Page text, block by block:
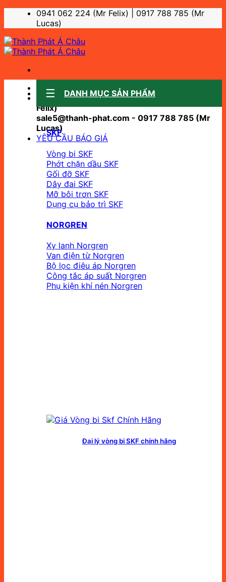
dung
0941 062 224 (Mr Felix) | 0917 788 785 (Mr
Lucas)
Sale support:
sale10@thanh-phat.com - 0941 062 224 (Mr
Felix)
sale5@thanh-phat.com - 0917 788 785 (Mr
Lucas)
YÊU CẦU BÁO GIÁ
DANH MỤC SẢN PHẨM
SKF
Vòng bi SKF
Phớt chặn dầu SKF
Gối đỡ SKF
Dây đai SKF
Mỡ bôi trơn SKF
Dụng cụ bảo trì SKF
NORGREN
Xy lanh Norgren
Van điện từ Norgren
Bộ lọc điêu áp Norgren
Công tắc áp suất Norgren
Phụ kiện khí nén Norgren
Đại lý vòng bi SKF chính hãng